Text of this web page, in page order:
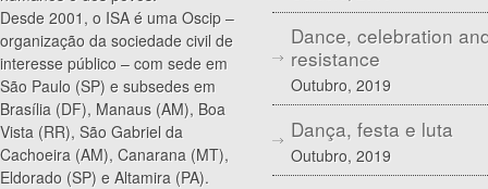
Desde 2001, o ISA é uma Oscip –
organização da sociedade civil de
interesse público – com sede em
São Paulo (SP) e subsedes em
Brasília (DF), Manaus (AM), Boa
Vista (RR), São Gabriel da
Cachoeira (AM), Canarana (MT),
Eldorado (SP) e Altamira (PA).
Dance, celebration
resistance
Outubro, 2019
Dança, festa e luta
Outubro, 2019